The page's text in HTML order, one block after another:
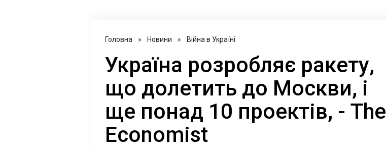
Головна » Новини » Війна в Україні
Україна розробляє ракету,
що долетить до Москви, і
ще понад 10 проектів, - The
Economist